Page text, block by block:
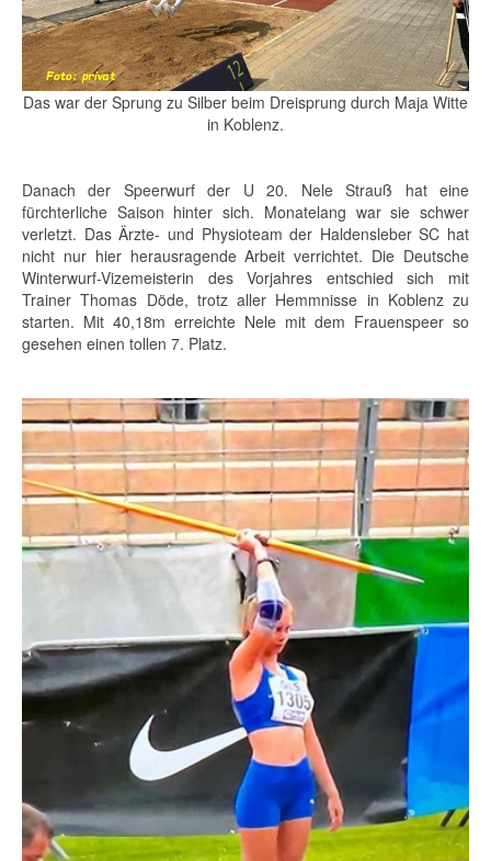
Das war der Sprung zu Silber beim Dreisprung durch Maja Witte
in Koblenz.
Danach der Speerwurf der U 20. Nele Strauß hat eine
fürchterliche Saison hinter sich. Monatelang war sie schwer
verletzt. Das Ärzte- und Physioteam der Haldensleber SC hat
nicht nur hier herausragende Arbeit verrichtet. Die Deutsche
Winterwurf-Vizemeisterin des Vorjahres entschied sich mit
Trainer Thomas Döde, trotz aller Hemmnisse in Koblenz zu
starten. Mit 40,18m erreichte Nele mit dem Frauenspeer so
gesehen einen tollen 7. Platz.